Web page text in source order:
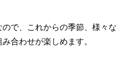
で、これからの季節、様々な
合わせが楽しめます。